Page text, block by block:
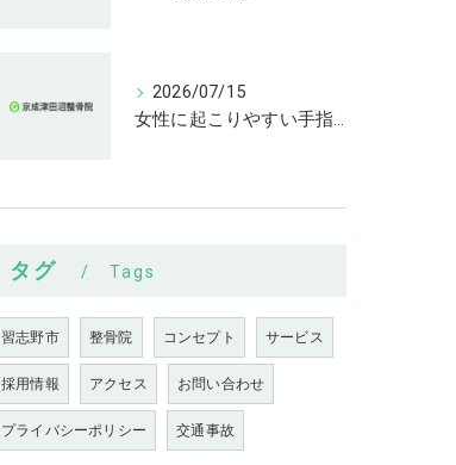
2026/07/15
女性に起こりやすい手指の変形とは
タグ Tags
習志野市 整骨院 コンセプト サービス
採用情報 アクセス お問い合わせ
プライバシーポリシー 交通事故